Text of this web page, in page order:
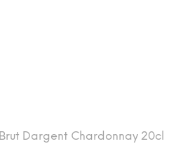
Brut Dargent Chardonnay 20cl